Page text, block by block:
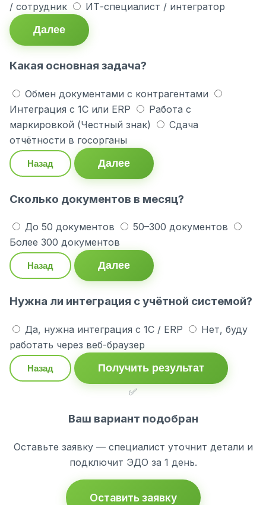
/ сотрудник
ИТ-специалист / интегратор
Далее
Какая основная задача?
Обмен документами с контрагентами
Интеграция с 1С или ERP
Работа с
маркировкой (Честный знак)
Сдача
отчётности в госорганы
Назад Далее
Сколько документов в месяц?
До 50 документов
50–300 документов
Более 300 документов
Назад Далее
Нужна ли интеграция с учётной системой?
Да, нужна интеграция с 1С / ERP
Нет, буду
работать через веб-браузер
Назад
Получить результат
✅
Ваш вариант подобран
Оставьте заявку — специалист уточнит детали и
подключит ЭДО за 1 день.
Оставить заявку